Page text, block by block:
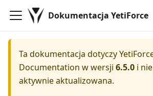
Dokumentacja YetiForce
Ta dokumentacja dotyczy
Documentation w wersji 6.5.0 i
aktywnie aktualizowana.